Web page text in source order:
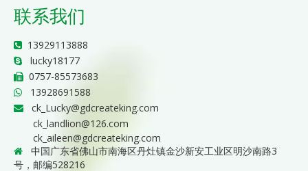
联系我们
 13929113888
 lucky18177
 0757-85573683
 13928691588

ck_Lucky@gdcreateking.com
ck_landlion@126.com
ck_aileen@gdcreateking.com

中国广东省佛山市南海区丹灶镇金沙新安工业区明沙南路3
号，邮编528216